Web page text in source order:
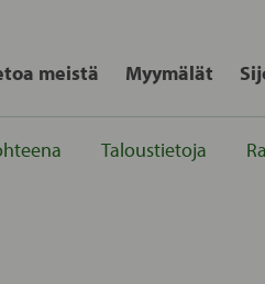
meistä Myymälät
Taloustietoja